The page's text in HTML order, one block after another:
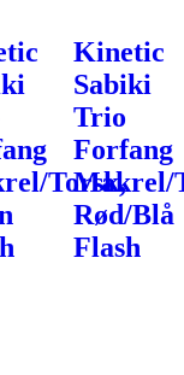
Torsk,
Kinetic
Sabiki
Trio
Forfang
Makrel/
Rød/Blå
Flash